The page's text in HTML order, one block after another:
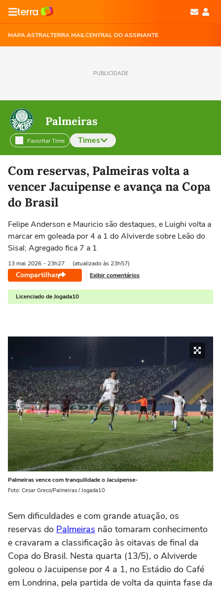
MAPA ASTRALTERRA MAILCENTRAL DO ASSINANTE
PUBLICIDADE
Palmeiras
Favoritar Time Times
Selecione o time para ver as notícias
Com reservas, Palmeiras volta a
vencer Jacuipense e avança na Copa
do Brasil
Felipe Anderson e Mauricio são destaques, e Luighi volta a
marcar em goleada por 4 a 1 do Alviverde sobre Leão do
Sisal; Agregado fica 7 a 1
13 mai 2026 - 23h27 (atualizado às 23h57)
Compartilhar Exibir comentários
Licenciado de Jogada10
Palmeiras vence com tranquilidade o Jacuipense-
Foto: Cesar Greco/Palmeiras / Jogada10
Sem dificuldades e com grande atuação, os
reservas do Palmeiras não tomaram conhecimento
e cravaram a classificação às oitavas de final da
Copa do Brasil. Nesta quarta (13/5), o Alviverde
goleou o Jacuipense por 4 a 1, no Estádio do Café
em Londrina, pela partida de volta da quinta fase da